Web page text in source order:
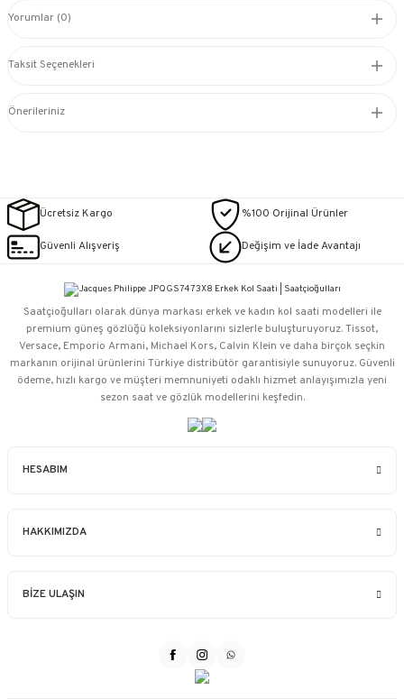
Yorumlar (0)
Taksit Seçenekleri
Önerileriniz
Ücretsiz Kargo %100 Orijinal Ürünler
Güvenli Alışveriş Değişim ve İade Avantajı
HESABIM
HAKKIMIZDA
BİZE ULAŞIN
Saatçioğulları⁠ olarak dünya markası erkek ve kadın kol saati modelleri ile
premium güneş gözlüğü koleksiyonlarını sizlerle buluşturuyoruz. Tissot,
Versace, Emporio Armani, Michael Kors, Calvin Klein ve daha birçok seçkin
markanın orijinal ürünlerini Türkiye distribütör garantisiyle sunuyoruz. Güvenli
ödeme, hızlı kargo ve müşteri memnuniyeti odaklı hizmet anlayışımızla yeni
sezon saat ve gözlük modellerini keşfedin.